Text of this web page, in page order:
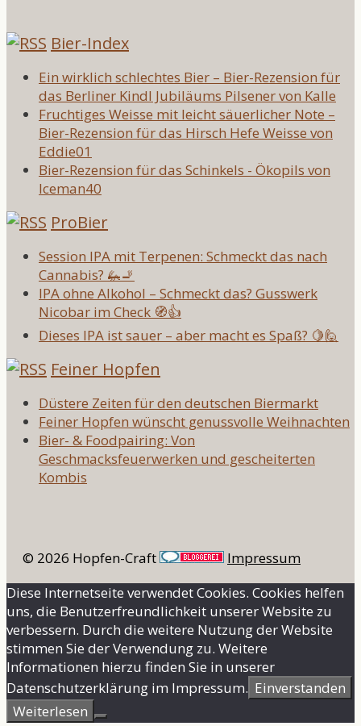
Bier-Index
Ein wirklich schlechtes Bier – Bier-Rezension für
das Berliner Kindl Jubiläums Pilsener von Kalle
Fruchtiges Weisse mit leicht säuerlicher Note –
Bier-Rezension für das Hirsch Hefe Weisse von
Eddie01
Bier-Rezension für das Schinkels - Ökopils von
Iceman40
ProBier
Session IPA mit Terpenen: Schmeckt das nach
Cannabis? 🦗🚬
IPA ohne Alkohol – Schmeckt das? Gusswerk
Nicobar im Check 🧭👍
Dieses IPA ist sauer – aber macht es Spaß? 🍋🙋
Feiner Hopfen
Düstere Zeiten für den deutschen Biermarkt
Feiner Hopfen wünscht genussvolle Weihnachten
Bier- & Foodpairing: Von
Geschmacksfeuerwerken und gescheiterten
Kombis
© 2026 Hopfen-Craft
Impressum
Diese Internetseite verwendet Cookies. Cookies helfen
uns, die Benutzerfreundlichkeit unserer Website zu
verbessern. Durch die weitere Nutzung der Website
stimmen Sie der Verwendung zu. Weitere
Informationen hierzu finden Sie in unserer
Datenschutzerklärung im Impressum. Einverstanden
Weiterlesen